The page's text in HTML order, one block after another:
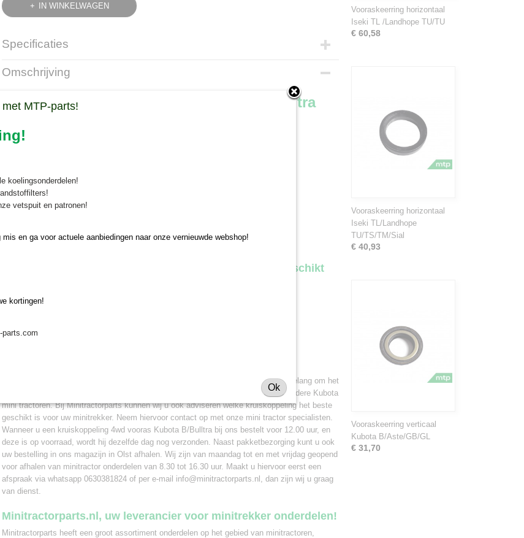
IN WINKELWAGEN
Specificaties
Bruto gewicht
Omschrijving
Kruiskoppeling 4wd vooras Kubota B/Bulltra
Minitractorparts.
Afmetingen:
Diameter as 20 mm buitenkant splines, 17 mm binnenkant splines
14 splines aan beide zijden
Breedte 64 mm
Onze kruiskoppeling 4wd vooras Kubota B/Bulltra is geschikt
Kubota B1200, B1400, B1402, B1500, B1502, B1600, B1702, B1902
Kubota Bulltra B1-14, B1-15
Wanneer u deze kruiskoppeling gaat vervangen op uw Kubota minitrekker is van belang om het
typenummer van uw tractor te vergelijken. De kruiskoppeling is geschikt voor meerdere Kubota
mini tractoren. Bij Minitractorparts kunnen wij u ook adviseren welke kruiskoppeling het beste
geschikt is voor uw minitrekker. Neem hiervoor contact op met onze mini tractor specialisten.
Wanneer u een kruiskoppeling 4wd vooras Kubota B/Bulltra bij ons bestelt voor 12.00 uur, en
deze is op voorraad, wordt hij dezelfde dag nog verzonden. Naast pakketbezorging kunt u ook
uw bestelling in ons magazijn in Olst afhalen. Wij zijn van maandag tot en met vrijdag geopend
voor afhalen van minitractor onderdelen van 8.30 tot 16.30 uur. Maakt u hiervoor eerst een
afspraak via whatsapp 0630381824 of per e-mail info@minitractorparts.nl, dan zijn wij u graag
van dienst.
Minitractorparts.nl, uw leverancier voor minitrekker onderdelen!
Minitractorparts heeft een groot assortiment onderdelen op het gebied van minitractoren,
Vooraskeerring horizontaal
Iseki TL /Landhope TU/TU
€ 60,58
Vooraskeerring horizontaal
Iseki TL/Landhope
TU/TS/TM/Sial
€ 40,93
Vooraskeerring verticaal
Kubota B/Aste/GB/GL
€ 31,70
MTP-parts!
koelingsonderdelen!
vetspuit en patronen!
mis en ga voor actuele aanbiedingen naar onze vernieuwde webshop!
kortingen!
parts.com
Ok